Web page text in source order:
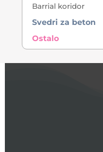
Barrial koridor
Svedri za beton
Ostalo